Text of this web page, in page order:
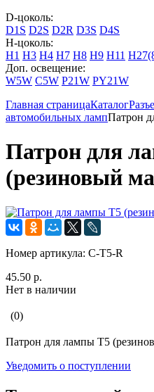
D-цоколь:
D1S D2S D2R D3S D4S
H-цоколь:
H1 H3 H4 H7 H8 H9 H11
Доп. освещение:
W5W C5W P21W PY21W
Главная страницаКаталог
автомобильных лампПатрон
Патрон для
(резиновый
Номер артикула: C-T5-R
45.50 р.
Нет в наличии
(0)
Патрон для лампы T5
Уведомить о поступлении